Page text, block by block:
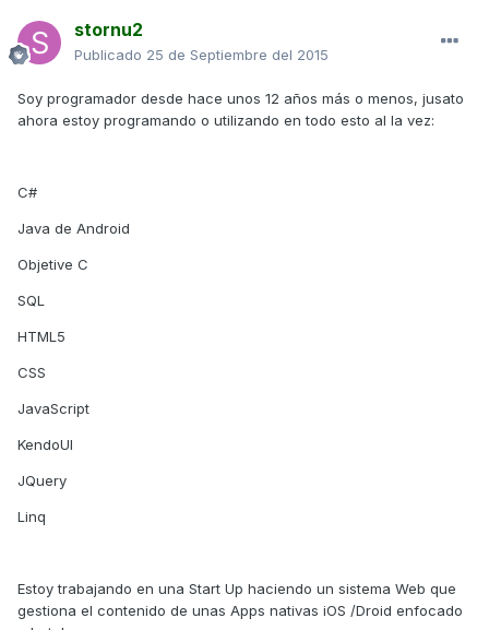
stornu2
Publicado 25 de Septiembre del 2015
Soy programador desde hace unos 12 años más o menos, jusato
ahora estoy programando o utilizando en todo esto al la vez:
C#
Java de Android
Objetive C
SQL
HTML5
CSS
JavaScript
KendoUI
JQuery
Linq
Estoy trabajando en una Start Up haciendo un sistema Web que
gestiona el contenido de unas Apps nativas iOS /Droid enfocado